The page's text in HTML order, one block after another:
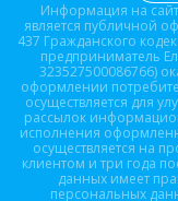
Информация на
является публичной
437 Гражданского
предприниматель
323527500086766)
оформлении
осуществляется для
рассылок
исполнения
осуществляется на
клиентом и три года
данных имеет
персональных